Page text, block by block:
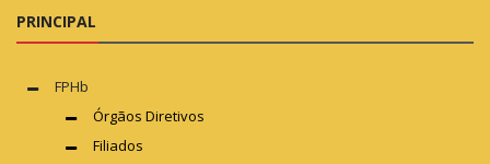
PRINCIPAL
FPHb
Órgãos Diretivos
Filiados